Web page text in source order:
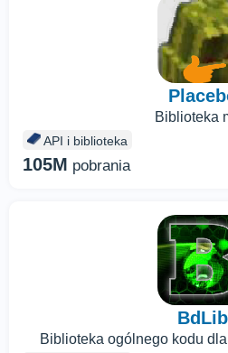
Biblioteka
API i biblioteka
105M pobrania
BdLib
Biblioteka ogólnego kodu